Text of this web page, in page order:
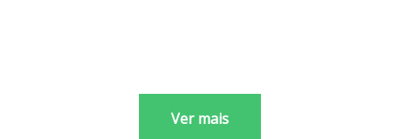
Ver mais